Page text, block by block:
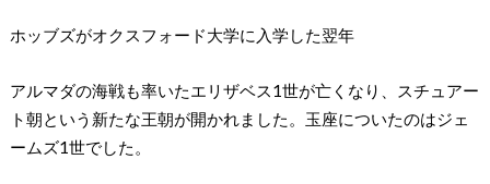
ホッブズがオクスフォード大学に入学した翌年
アルマダの海戦も率いたエリザベス1世が亡くなり、スチュアー
ト朝という新たな王朝が開かれました。玉座についたのはジェ
ームズ1世でした。